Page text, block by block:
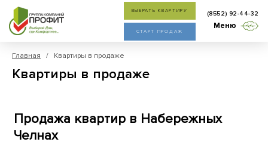
ВЫБРАТЬ КВАРТИРУ
СТАРТ ПРОДАЖ
(8552) 92-44-32
Меню
Главная / Квартиры в продаже
Квартиры в продаже
Продажа квартир в Набережных
Челнах